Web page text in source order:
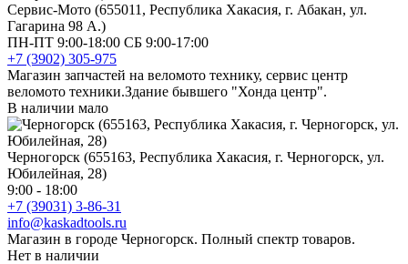
Сервис-Мото (655011, Республика Хакасия, г. Абакан, ул.
Гагарина 98 А.)
ПН-ПТ 9:00-18:00 СБ 9:00-17:00
+7 (3902) 305-975
Магазин запчастей на веломото технику, сервис центр
веломото техники.Здание бывшего "Хонда центр".
В наличии мало
Черногорск (655163, Республика Хакасия, г. Черногорск, ул.
Юбилейная, 28)
9:00 - 18:00
+7 (39031) 3-86-31
info@kaskadtools.ru
Магазин в городе Черногорск. Полный спектр товаров.
Нет в наличии